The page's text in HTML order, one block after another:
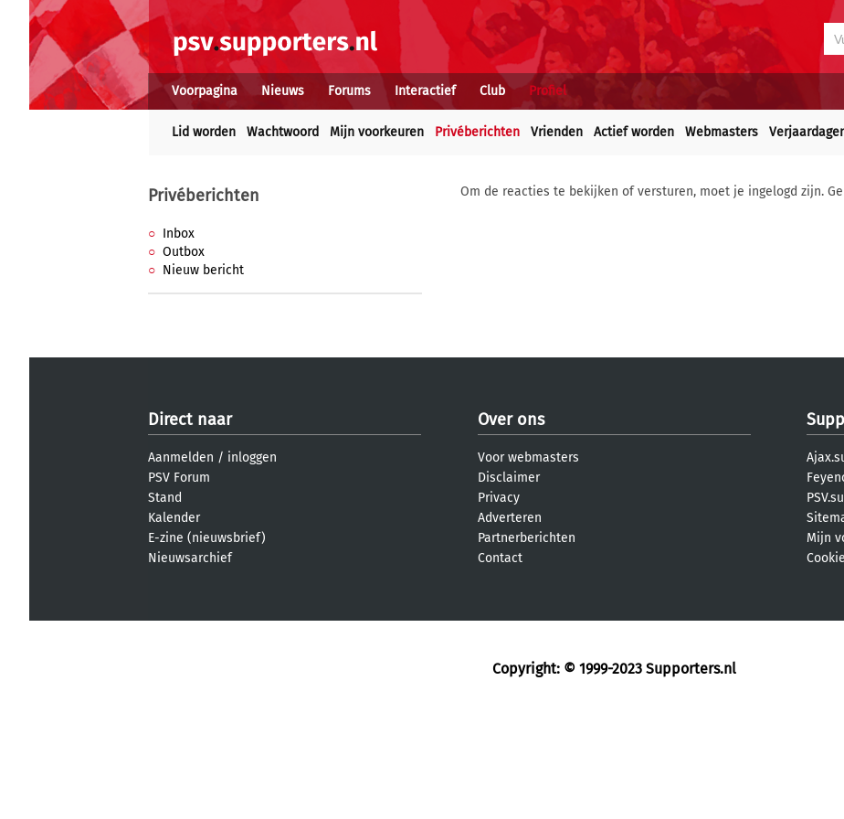
Voorpagina Nieuws Forums Interactief Club Profiel
Lid worden Wachtwoord Mijn voorkeuren Privéberichten Vrienden Actief worden Webmasters
Privéberichten
Inbox
Outbox
Nieuw bericht
Om de reacties te bekijken of versturen, moet je ingelogd zijn.
Direct naar
Aanmelden / inloggen
PSV Forum
Stand
Kalender
E-zine (nieuwsbrief)
Nieuwsarchief
Over ons
Voor webmasters
Disclaimer
Privacy
Adverteren
Partnerberichten
Contact
Mijn
Copyright: © 1999-2023 Supporters.nl